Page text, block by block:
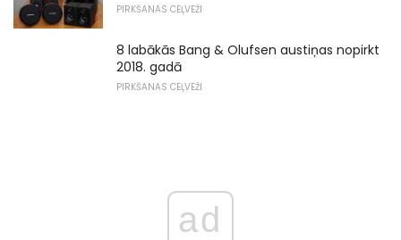
PIRKŠANAS CEĻVEŽI
8 labākās Bang & Olufsen austiņas nopirkt
2018. gadā
PIRKŠANAS CEĻVEŽI
ad